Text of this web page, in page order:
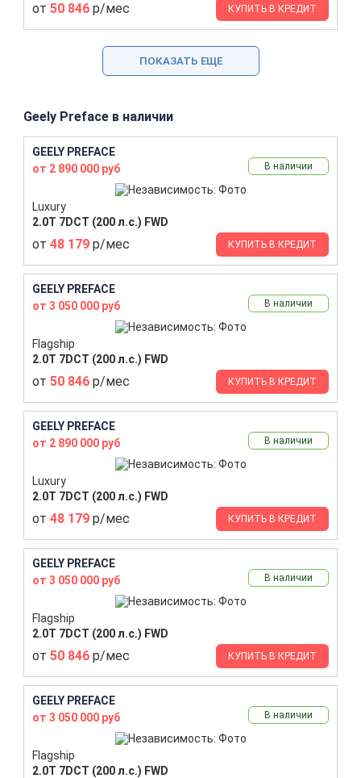
от 50 846 р/мес КУПИТЬ В КРЕДИТ
ПОКАЗАТЬ ЕЩЕ
Geely Preface в наличии
GEELY PREFACE
от 2 890 000 руб
В наличии
Luxury
2.0T 7DCT (200 л.с.) FWD
от 48 179 р/мес КУПИТЬ В КРЕДИТ
GEELY PREFACE
от 3 050 000 руб
В наличии
Flagship
2.0T 7DCT (200 л.с.) FWD
от 50 846 р/мес КУПИТЬ В КРЕДИТ
GEELY PREFACE
от 2 890 000 руб
В наличии
Luxury
2.0T 7DCT (200 л.с.) FWD
от 48 179 р/мес КУПИТЬ В КРЕДИТ
GEELY PREFACE
от 3 050 000 руб
В наличии
Flagship
2.0T 7DCT (200 л.с.) FWD
от 50 846 р/мес КУПИТЬ В КРЕДИТ
GEELY PREFACE
от 3 050 000 руб
В наличии
Flagship
2.0T 7DCT (200 л.с.) FWD